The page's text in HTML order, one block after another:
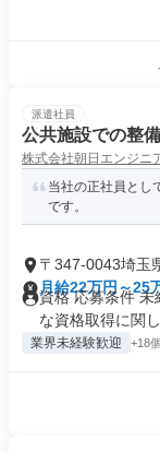
派遣社員
公共施設での整
株式会社朝日エンジニ
当社の正社員とし
です。
〒347-0043埼玉
月給22万円～25
資格 応募条件 未
な資格取得に関
業界未経験歓迎 +18個